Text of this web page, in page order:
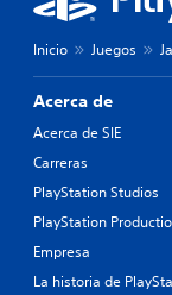
Inicio Juegos
Acerca de
Acerca de SIE
Carreras
PlayStation Studios
PlayStation
Empresa
La historia de